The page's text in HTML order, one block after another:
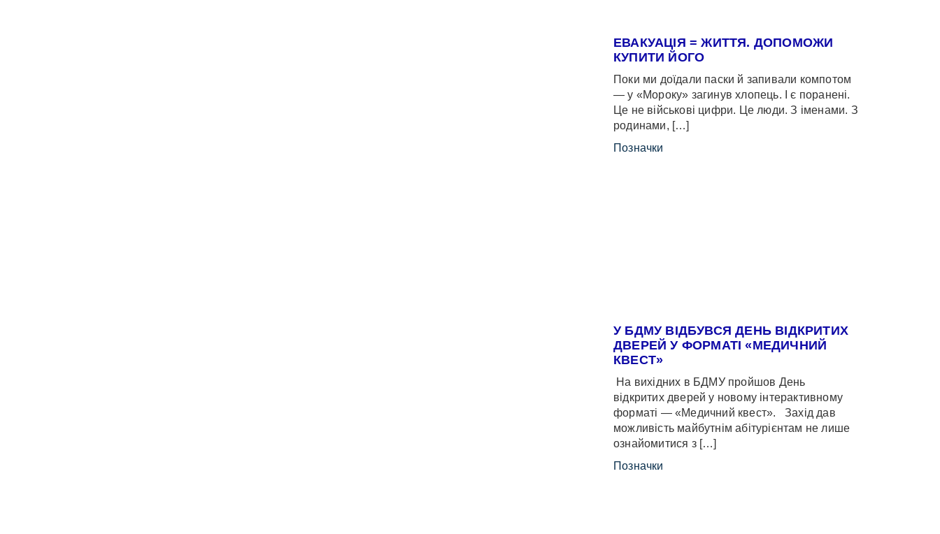
ЕВАКУАЦІЯ = ЖИТТЯ. ДОПОМОЖИ
КУПИТИ ЙОГО
Поки ми доїдали паски й запивали компотом
— у «Мороку» загинув хлопець. І є поранені.
Це не військові цифри. Це люди. З іменами. З
родинами, […]
Позначки
У БДМУ ВІДБУВСЯ ДЕНЬ ВІДКРИТИХ
ДВЕРЕЙ У ФОРМАТІ «МЕДИЧНИЙ
КВЕСТ»
На вихідних в БДМУ пройшов День
відкритих дверей у новому інтерактивному
форматі — «Медичний квест». Захід дав
можливість майбутнім абітурієнтам не лише
ознайомитися з […]
Позначки